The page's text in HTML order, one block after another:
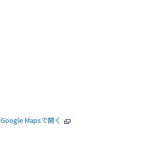
Google Mapsで開く